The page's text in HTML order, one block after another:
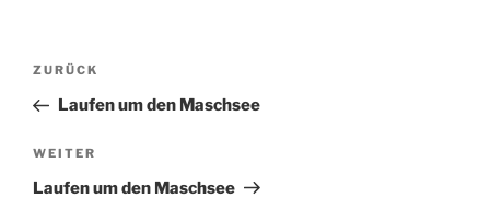
Beitragsnavigation
Vorheriger
Beitrag
ZURÜCK
Laufen um den Maschsee
Nächster
Beitrag
WEITER
Laufen um den Maschsee